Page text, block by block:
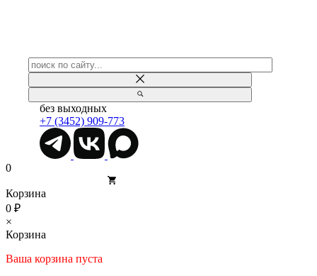
без выходных
+7 (3452) 909-773
0
Корзина
0 ₽
×
Корзина
Ваша корзина пуста